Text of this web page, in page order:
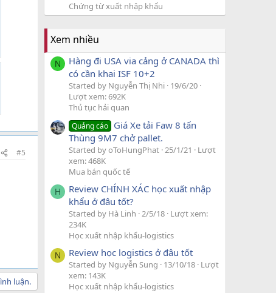
#5
luận.
Chứng từ xuất nhập khẩu
Xem nhiều
N
Hàng đi USA via cảng ở CANADA thì
có cần khai ISF 10+2
Started by Nguyễn Thị Nhi 19/6/20
Lượt xem: 692K
Thủ tục hải quan
Quảng cáo Giá Xe tải Faw 8 tấn
Thùng 9M7 chở pallet.
Started by oToHungPhat 25/1/21
Lượt
xem: 468K
Mua bán quốc tế
H
Review CHÍNH XÁC học xuất nhập
khẩu ở đâu tốt?
Started by Hà Linh 2/5/18 Lượt xem:
234K
Học xuất nhập khẩu-logistics
N Review học logistics ở đâu tốt
Started by Nguyễn Sung 13/10/18 Lượt
xem: 143K
Học xuất nhập khẩu-logistics